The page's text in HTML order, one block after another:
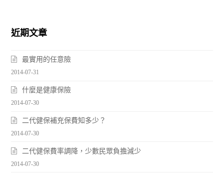
近期文章
最實用的任意險
2014-07-31
什麼是健康保險
2014-07-30
二代健保補充保費知多少？
2014-07-30
二代健保費率調降，少數民眾負擔減少
2014-07-30